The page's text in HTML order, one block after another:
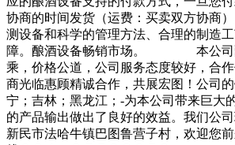
协商的时间发货（运费：买卖双方协商
测设备和科学的管理方法、合理的制造
障。酿酒设备畅销市场。 本公司酿
乘，价格公道，公司服务态度较好，合
商光临惠顾精诚合作，共展宏图！公司
宁；吉林；黑龙江；-为本公司带来巨大
的产品输出做出了良好的效益。我们公
新民市法哈牛镇巴图鲁营子村，欢迎您